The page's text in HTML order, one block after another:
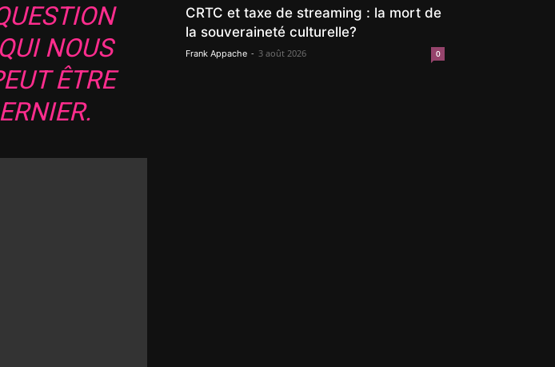
NOUS
ÊTRE
CRTC et taxe de streaming : la mort de
la souveraineté culturelle?
Frank Appache - 3 août 2026 0